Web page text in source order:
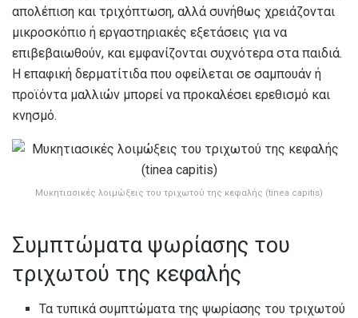
απολέπιση και τριχόπτωση, αλλά συνήθως χρειάζονται
μικροσκόπιο ή εργαστηριακές εξετάσεις για να
επιβεβαιωθούν, και εμφανίζονται συχνότερα στα παιδιά.
Η επαφική δερματίτιδα που οφείλεται σε σαμπουάν ή
προϊόντα μαλλιών μπορεί να προκαλέσει ερεθισμό και
κνησμό.
Μυκητιασικές λοιμώξεις του τριχωτού της κεφαλής (tinea capitis)
Συμπτώματα ψωρίασης του
τριχωτού της κεφαλής
Τα τυπικά συμπτώματα της ψωρίασης του τριχωτού